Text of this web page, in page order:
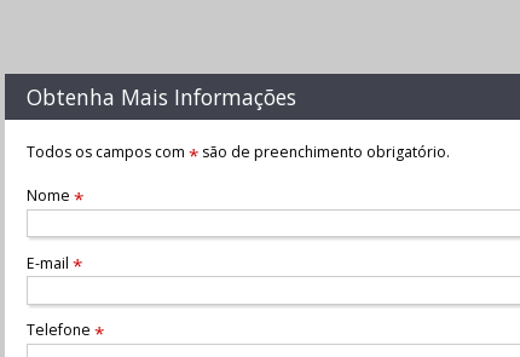
Obtenha Mais Informações
Todos os campos com *são de preenchimento obrigatório.
Nome *
E-mail *
Telefone *